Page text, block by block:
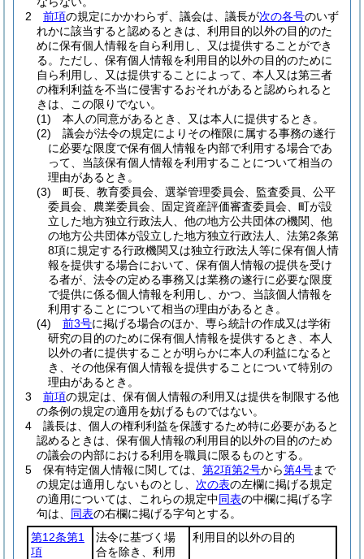
2
前項の規定にかかわらず、議会は、議長が次の各号のいず
れかに該当すると認めるときは、利用目的以外の目的のた
めに保有個人情報を自ら利用し、又は提供することができ
る。 ただし、保有個人情報を利用目的以外の目的のために
自ら利用し、又は提供することによって、本人又は第三者
の権利利益を不当に侵害するおそれがあると認められると
きは、この限りでない。
(1)
本人の同意があるとき、又は本人に提供するとき。
(2)
議会が法令の規定によりその権限に属する事務の遂行
に必要な限度で保有個人情報を内部で利用する場合であ
って、当該保有個人情報を利用することについて相当の
理由があるとき。
(3)
町長、教育委員会、選挙管理委員会、監査委員、公平
委員会、農業委員会、固定資産評価審査委員会、町が設
立した地方独立行政法人、他の地方公共団体の機関、他
の地方公共団体が設立した地方独立行政法人、法第2条第
8項に規定する行政機関又は独立行政法人等に保有個人情
報を提供する場合において、保有個人情報の提供を受け
る者が、法令の定める事務又は業務の遂行に必要な限度
で提供に係る個人情報を利用し、かつ、当該個人情報を
利用することについて相当の理由があるとき。
(4)
前3号に掲げる場合のほか、専ら統計の作成又は学術
研究の目的のために保有個人情報を提供するとき、本人
以外の者に提供することが明らかに本人の利益になると
き、その他保有個人情報を提供することについて特別の
理由があるとき。
3
前項の規定は、保有個人情報の利用又は提供を制限する他
の条例の規定の適用を妨げるものではない。
4
議長は、個人の権利利益を保護するため特に必要があると
認めるときは、保有個人情報の利用目的以外の目的のため
の議会の内部における利用を職員に限るものとする。
5
保有特定個人情報に関しては、 第2項第2号から第4号まで
の規定は適用しないものとし、 次の表の左欄に掲げる規定
の適用については、これらの規定中同表の中欄に掲げる字
句は、 同表の右欄に掲げる字句とする。
第12条第1
項
法令に基づく場
合を除き、利用
利用目的以外の目的